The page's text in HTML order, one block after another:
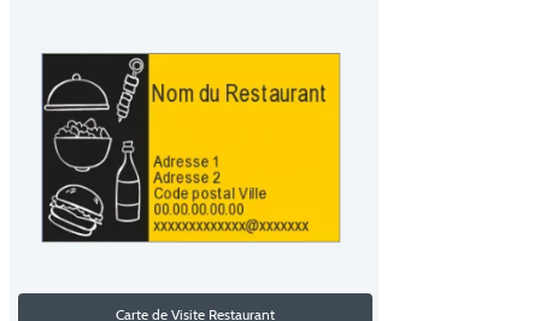
Carte de Visite Restaurant